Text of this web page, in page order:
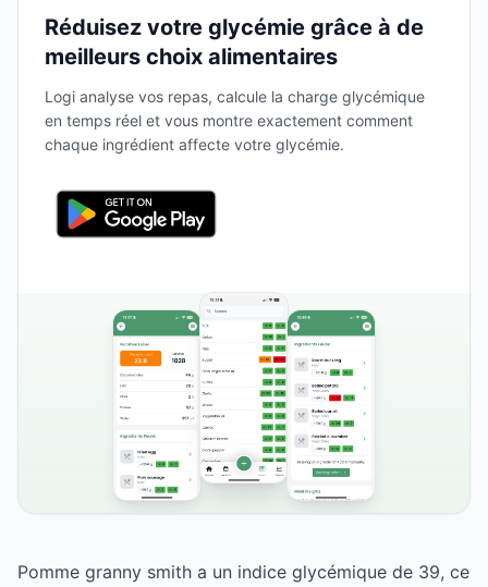
Réduisez votre glycémie grâce à de
meilleurs choix alimentaires
Logi analyse vos repas, calcule la charge glycémique
en temps réel et vous montre exactement comment
chaque ingrédient affecte votre glycémie.
Pomme granny smith a un indice glycémique de 39, ce